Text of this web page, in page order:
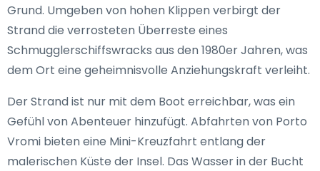
Grund. Umgeben von hohen Klippen verbirgt der
Strand die verrosteten Überreste eines
Schmugglerschiffswracks aus den 1980er Jahren, was
dem Ort eine geheimnisvolle Anziehungskraft verleiht.
Der Strand ist nur mit dem Boot erreichbar, was ein
Gefühl von Abenteuer hinzufügt. Abfahrten von Porto
Vromi bieten eine Mini-Kreuzfahrt entlang der
malerischen Küste der Insel. Das Wasser in der Bucht